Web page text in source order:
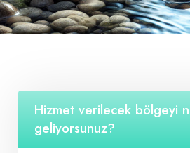
Hizmet verilecek bölgeyi
geliyorsunuz?